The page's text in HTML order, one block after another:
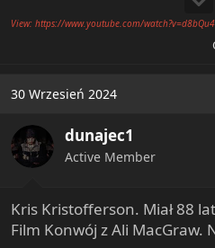
View: https://www.youtube.com/
30 Wrzesień 2024
dunajec1
Active Member
Kris Kristofferson. Miał 88
Film Konwój z Ali MacGraw.